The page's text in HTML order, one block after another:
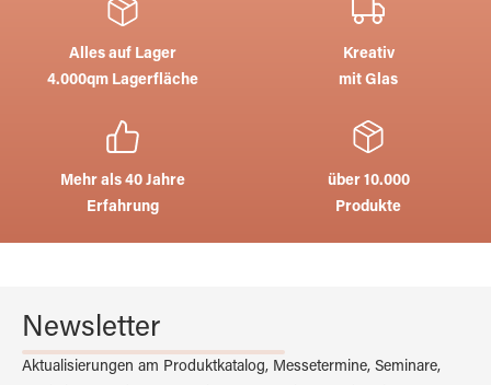
Alles auf Lager
4.000qm Lagerfläche
Kreativ
mit Glas
Mehr als 40 Jahre
Erfahrung
über 10.000
Produkte
Newsletter
Aktualisierungen am Produktkatalog, Messetermine, Seminare,